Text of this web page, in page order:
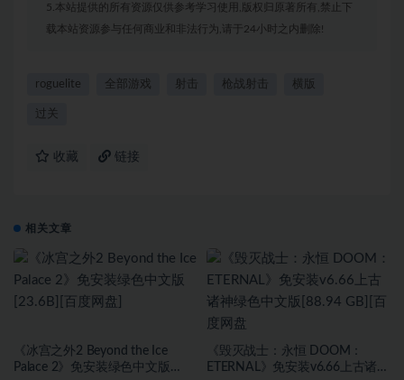
5.本站提供的所有资源仅供参考学习使用,版权归原著所有,禁止下
载本站资源参与任何商业和非法行为,请于24小时之内删除!
roguelite 全部游戏 射击 枪战射击 横版
过关
收藏 链接
相关文章
《冰宫之外2 Beyond the Ice
Palace 2》免安装绿色中文版
《毁灭战士：永恒 DOOM：
ETERNAL》免安装v6.66上古诸神